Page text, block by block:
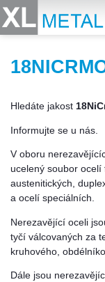
Hledáte jakost
Informujte se u nás.
V oboru
ucelený soubor ocelí
austenitických,
a ocelí speciálních.
Nerezavějící oceli
tyčí válcovaných za
kruhového,
Dále jsou